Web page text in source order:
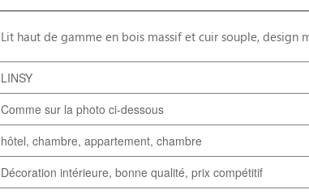
Lit haut de gamme en bois massif et cuir souple, design
LINSY
Comme sur la photo ci-dessous
hôtel, chambre, appartement, chambre
Décoration intérieure, bonne qualité, prix compétitif